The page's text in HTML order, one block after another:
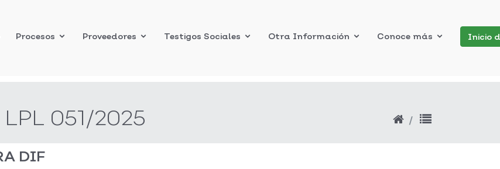
Procesos Proveedores Testigos Sociales Otra Información Conoce más Inicio
LPL 051/2025
DIF